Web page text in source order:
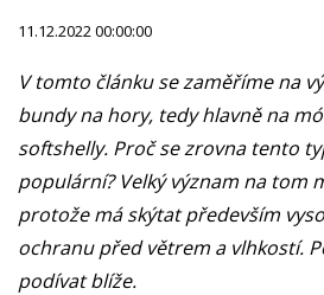
11.12.2022 00:00:00
V tomto článku se zaměříme na
bundy na hory, tedy hlavně na
softshelly. Proč se zrovna tento
populární? Velký význam na tom
protože má skýtat především
ochranu před větrem a vlhkostí.
podívat blíže.